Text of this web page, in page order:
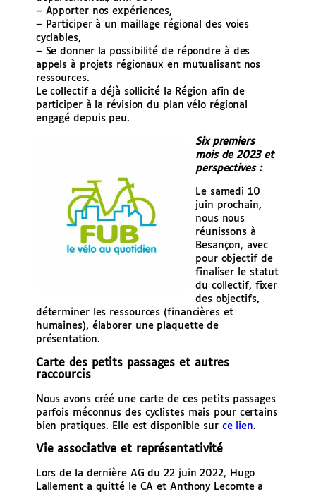
– Apporter nos expériences,
– Participer à un maillage régional des voies
cyclables,
– Se donner la possibilité de répondre à des
appels à projets régionaux en mutualisant nos
ressources.
Le collectif a déjà sollicité la Région afin de
participer à la révision du plan vélo régional
engagé depuis peu.
Six premiers
mois de 2023 et
perspectives :
Le samedi 10
juin prochain,
nous nous
réunissons à
Besançon, avec
pour objectif de
finaliser le statut
du collectif, fixer
des objectifs,
déterminer les ressources (financières et
humaines), élaborer une plaquette de
présentation.
Carte des petits passages et autres
raccourcis
Nous avons créé une carte de ces petits passages
parfois méconnus des cyclistes mais pour certains
bien pratiques. Elle est disponible sur ce lien.
Vie associative et représentativité
Lors de la dernière AG du 22 juin 2022, Hugo
Lallement a quitté le CA et Anthony Lecomte a